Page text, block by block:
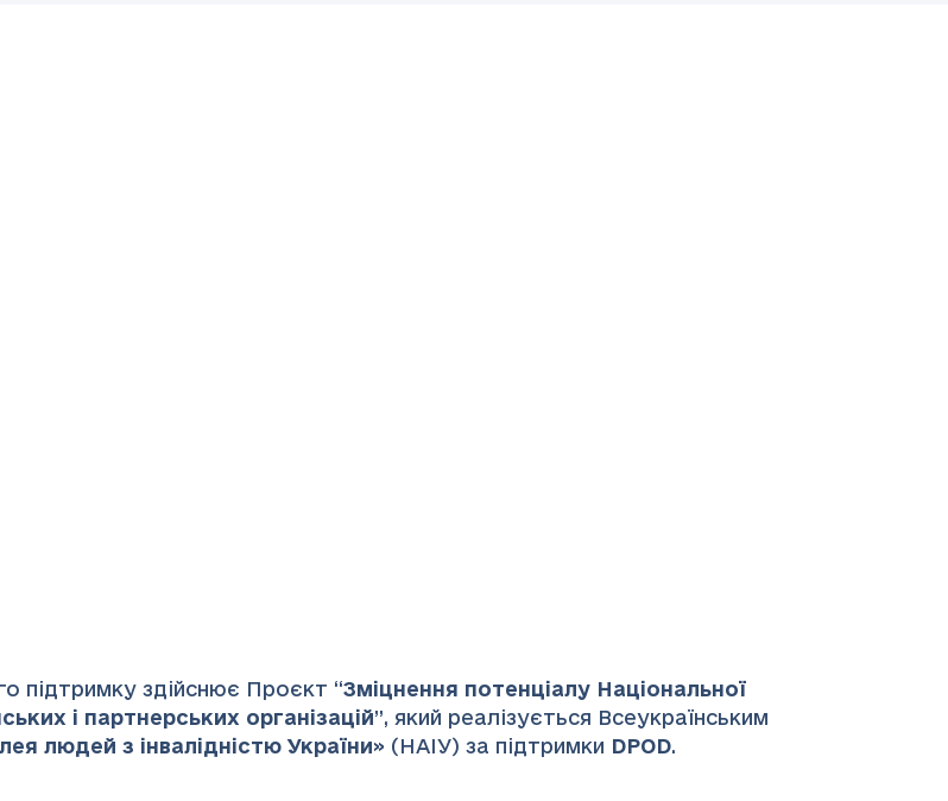
підтримку здійснює Проєкт “Зміцнення потенціалу Національної
і партнерських організацій”, який реалізується Всеукраїнським
людей з інвалідністю України» (НАІУ) за підтримки DPOD.